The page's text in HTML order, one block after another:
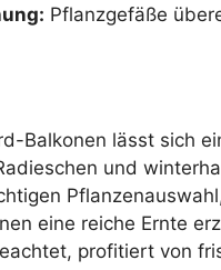
Pflanzgefäße
Balkonen lässt sich
und
eine reiche Ernte
profitiert von